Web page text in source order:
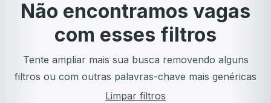
Não encontramos vagas
com esses filtros
Tente ampliar mais sua busca removendo alguns
filtros ou com outras palavras-chave mais genéricas
Limpar filtros